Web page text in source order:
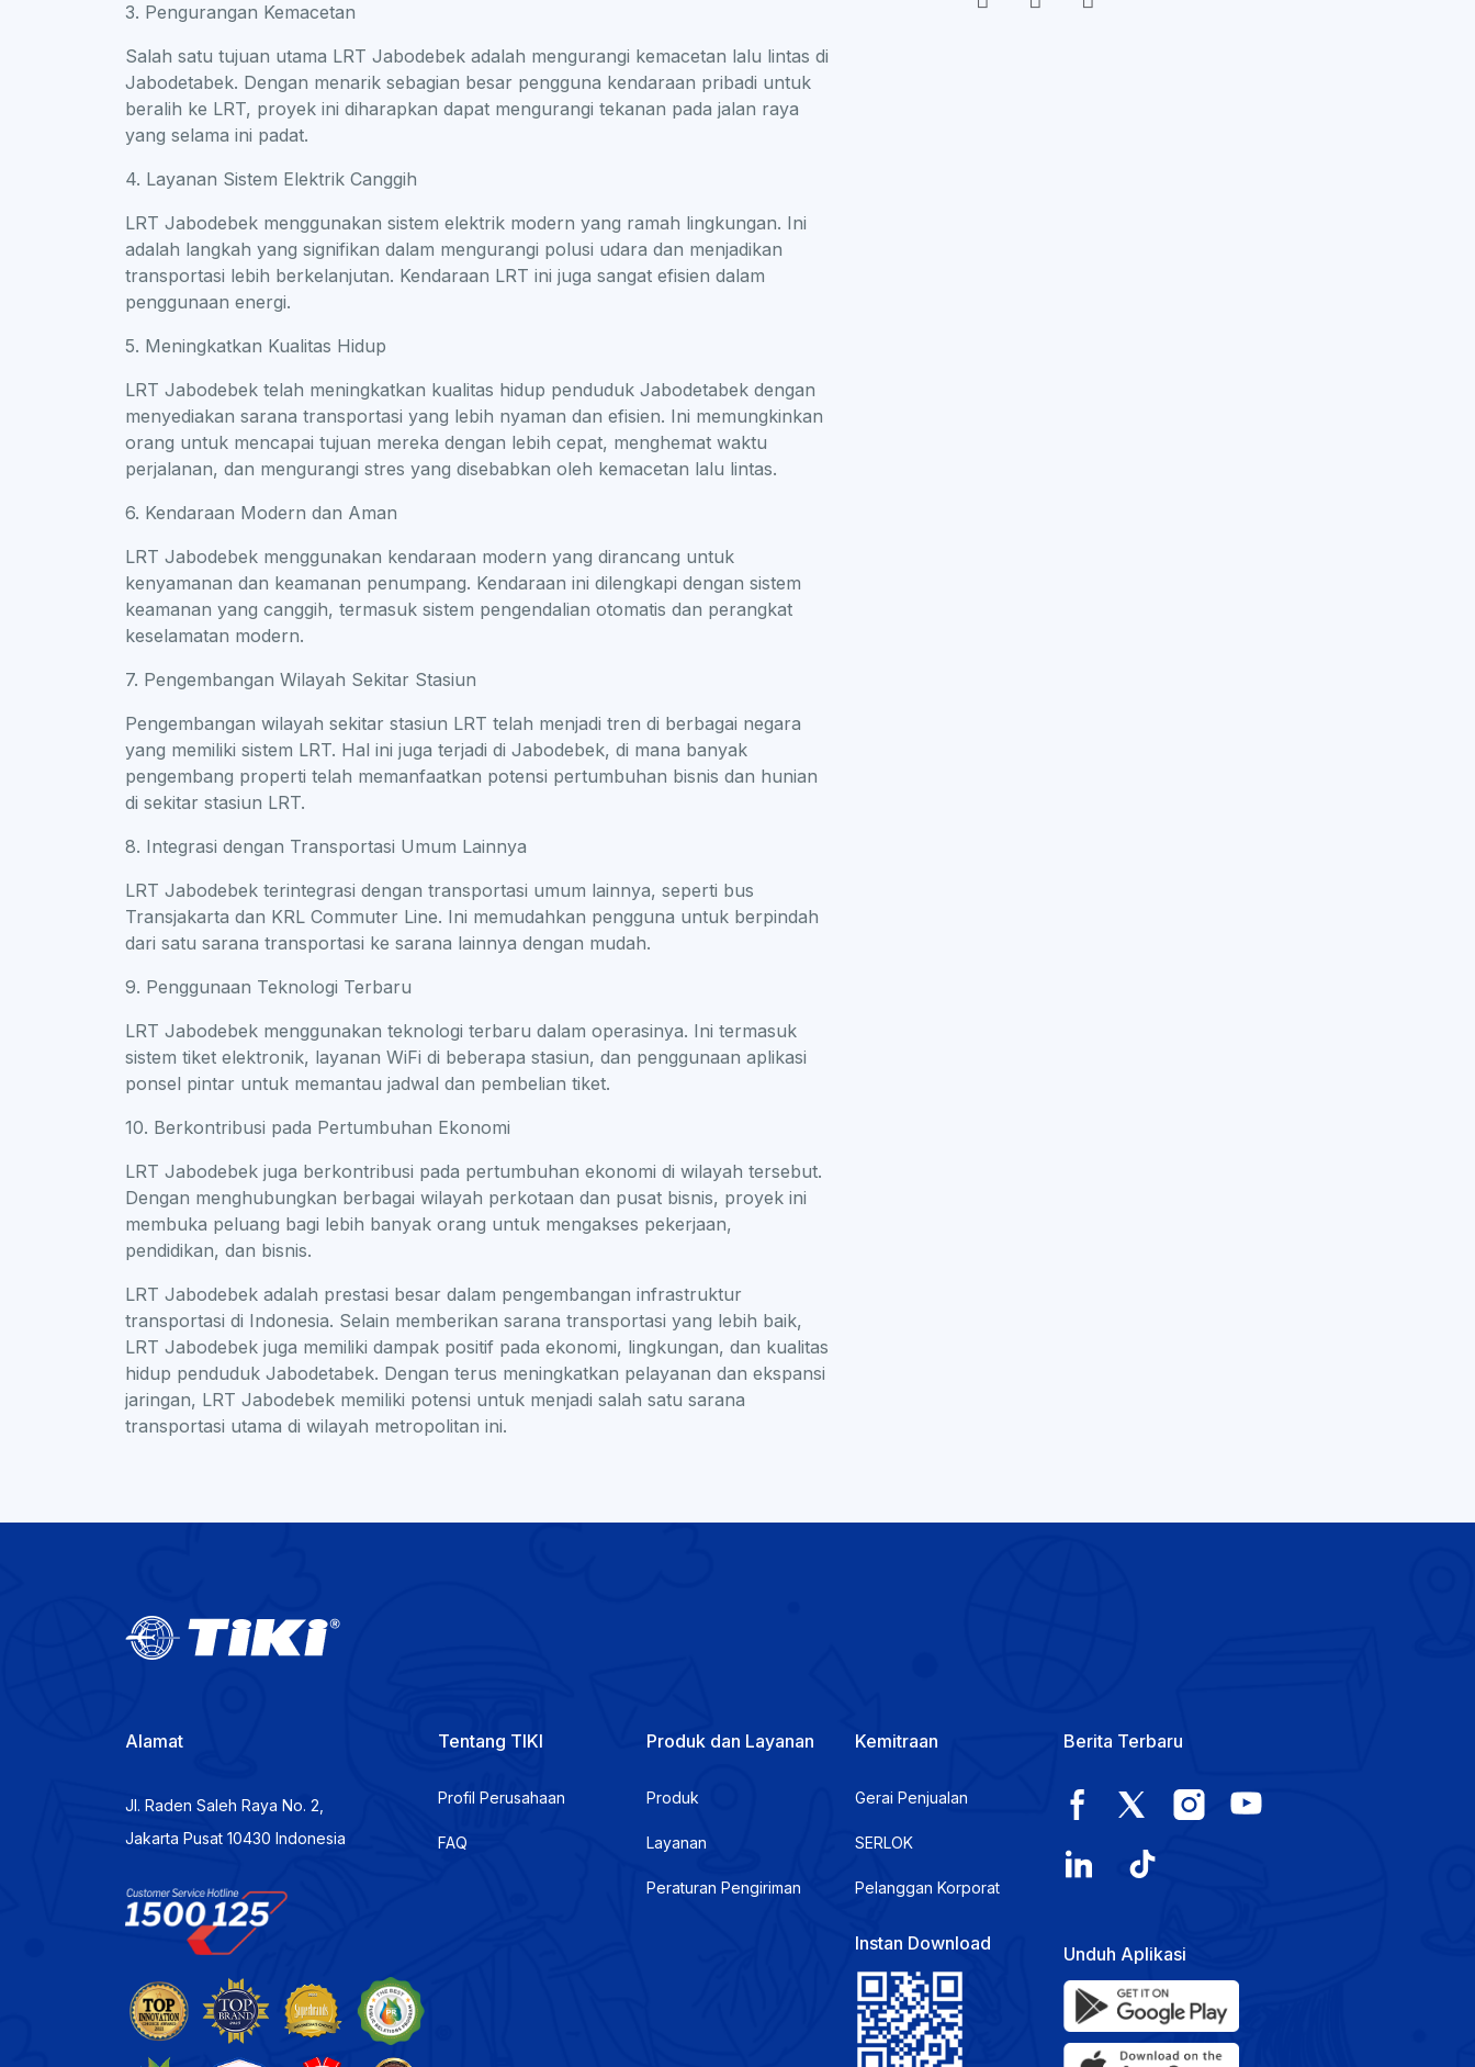
3. Pengurangan Kemacetan
Salah satu tujuan utama LRT Jabodebek adalah mengurangi kemacetan lalu lintas di
Jabodetabek. Dengan menarik sebagian besar pengguna kendaraan pribadi untuk
beralih ke LRT, proyek ini diharapkan dapat mengurangi tekanan pada jalan raya
yang selama ini padat.
4. Layanan Sistem Elektrik Canggih
LRT Jabodebek menggunakan sistem elektrik modern yang ramah lingkungan. Ini
adalah langkah yang signifikan dalam mengurangi polusi udara dan menjadikan
transportasi lebih berkelanjutan. Kendaraan LRT ini juga sangat efisien dalam
penggunaan energi.
5. Meningkatkan Kualitas Hidup
LRT Jabodebek telah meningkatkan kualitas hidup penduduk Jabodetabek dengan
menyediakan sarana transportasi yang lebih nyaman dan efisien. Ini memungkinkan
orang untuk mencapai tujuan mereka dengan lebih cepat, menghemat waktu
perjalanan, dan mengurangi stres yang disebabkan oleh kemacetan lalu lintas.
6. Kendaraan Modern dan Aman
LRT Jabodebek menggunakan kendaraan modern yang dirancang untuk
kenyamanan dan keamanan penumpang. Kendaraan ini dilengkapi dengan sistem
keamanan yang canggih, termasuk sistem pengendalian otomatis dan perangkat
keselamatan modern.
7. Pengembangan Wilayah Sekitar Stasiun
Pengembangan wilayah sekitar stasiun LRT telah menjadi tren di berbagai negara
yang memiliki sistem LRT. Hal ini juga terjadi di Jabodebek, di mana banyak
pengembang properti telah memanfaatkan potensi pertumbuhan bisnis dan hunian
di sekitar stasiun LRT.
8. Integrasi dengan Transportasi Umum Lainnya
LRT Jabodebek terintegrasi dengan transportasi umum lainnya, seperti bus
Transjakarta dan KRL Commuter Line. Ini memudahkan pengguna untuk berpindah
dari satu sarana transportasi ke sarana lainnya dengan mudah.
9. Penggunaan Teknologi Terbaru
LRT Jabodebek menggunakan teknologi terbaru dalam operasinya. Ini termasuk
sistem tiket elektronik, layanan WiFi di beberapa stasiun, dan penggunaan aplikasi
ponsel pintar untuk memantau jadwal dan pembelian tiket.
10. Berkontribusi pada Pertumbuhan Ekonomi
LRT Jabodebek juga berkontribusi pada pertumbuhan ekonomi di wilayah tersebut.
Dengan menghubungkan berbagai wilayah perkotaan dan pusat bisnis, proyek ini
membuka peluang bagi lebih banyak orang untuk mengakses pekerjaan,
pendidikan, dan bisnis.
LRT Jabodebek adalah prestasi besar dalam pengembangan infrastruktur
transportasi di Indonesia. Selain memberikan sarana transportasi yang lebih baik,
LRT Jabodebek juga memiliki dampak positif pada ekonomi, lingkungan, dan kualitas
hidup penduduk Jabodetabek. Dengan terus meningkatkan pelayanan dan ekspansi
jaringan, LRT Jabodebek memiliki potensi untuk menjadi salah satu sarana
transportasi utama di wilayah metropolitan ini.
Alamat
Jl. Raden Saleh Raya No. 2,
Jakarta Pusat 10430 Indonesia
Tentang TIKI
Profil Perusahaan
FAQ
Produk dan Layanan
Produk
Layanan
Peraturan Pengiriman
Kemitraan
Gerai Penjualan
SERLOK
Pelanggan Korporat
Instan Download
Berita Terbaru
Unduh Aplikasi